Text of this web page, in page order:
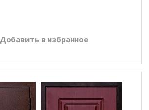
Добавить в избранное